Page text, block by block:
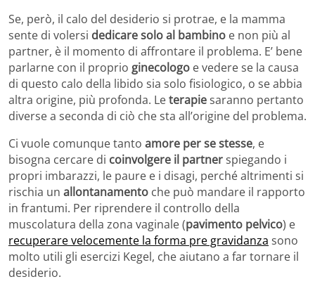
Se, però, il calo del desiderio si protrae, e la mamma
sente di volersi dedicare solo al bambino e non più al
partner, è il momento di affrontare il problema. E’ bene
parlarne con il proprio ginecologo e vedere se la causa
di questo calo della libido sia solo fisiologico, o se abbia
altra origine, più profonda. Leterapiesaranno pertanto
diverse a seconda di ciò che sta all’origine del problema.
Ci vuole comunque tanto amore per se stesse, e
bisogna cercare di coinvolgere il partnerspiegando i
propri imbarazzi, le paure e i disagi, perché altrimenti si
rischia un allontanamento che può mandare il rapporto
in frantumi. Per riprendere il controllo della
muscolatura della zona vaginale (pavimento pelvico) e
recuperare velocemente la forma pre gravidanza sono
molto utili gli esercizi Kegel, che aiutano a far tornare il
desiderio.